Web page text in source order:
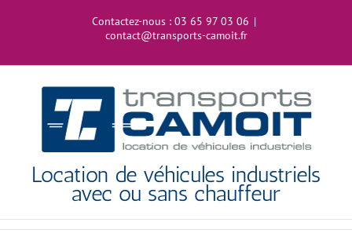
Contactez-nous : 03 65 97 03 06 |
contact@transports-camoit.fr
Location de véhicules industriels
avec ou sans chauffeur